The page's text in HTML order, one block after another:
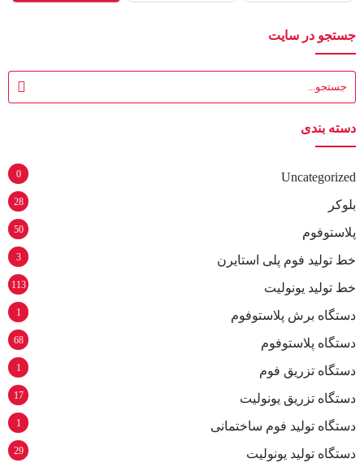
جستجو در سایت
دسته بندی
Uncategorized
0
بلوکر 28
پلاستوفوم 50
خط تولید فوم پلی استایرن 3
خط تولید یونولیت 113
دستگاه برش پلاستوفوم 1
دستگاه پلاستوفوم 68
دستگاه تزریق فوم 1
دستگاه تزریق یونولیت 17
دستگاه تولید فوم ساختمانی 1
دستگاه تولید یونولیت 29